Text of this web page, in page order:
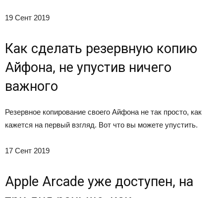
19 Сент 2019
Как сделать резервную копию
Айфона, не упустив ничего
важного
Резервное копирование своего Айфона не так просто, как
кажется на первый взгляд. Вот что вы можете упустить.
17 Сент 2019
Apple Arcade уже доступен, на